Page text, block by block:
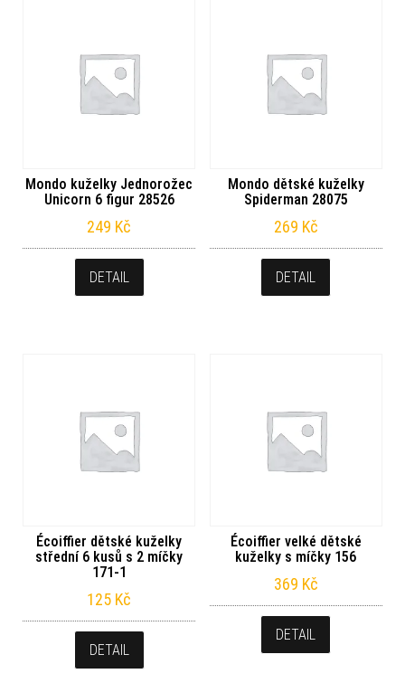
Mondo kuželky Jednorožec
Unicorn 6 figur 28526
249 Kč
DETAIL
Mondo dětské kuželky
Spiderman 28075
269 Kč
DETAIL
Écoiffier dětské kuželky
střední 6 kusů s 2 míčky
171-1
125 Kč
DETAIL
Écoiffier velké dětské
kuželky s míčky 156
369 Kč
DETAIL